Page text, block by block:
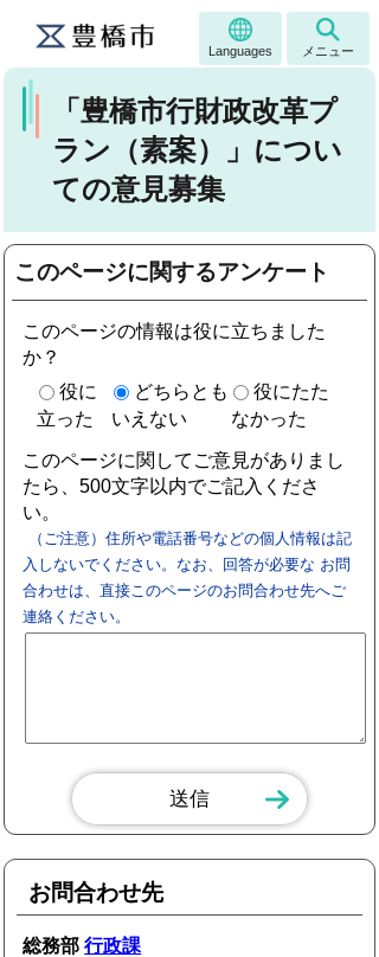
Languages メニュー
「豊橋市行財政改革プ
ラン（素案）」につい
ての意見募集
このページに関するアンケート
このページの情報は役に立ちました
か？
役に
立った
どちらとも
いえない
役にたた
なかった
このページに関してご意見がありまし
たら、500文字以内でご記入くださ
い。
（ご注意）住所や電話番号などの個人情報は記
入しないでください。なお、回答が必要な お問
合わせは、直接このページのお問合わせ先へご
連絡ください。
お問合わせ先
総務部行政課